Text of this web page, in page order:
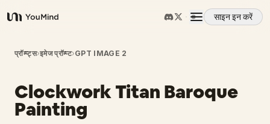
YouMind
साइन इन करें
अवलोकन
उपयोग के मामले
प्रॉम्प्ट्स›इमेज प्रॉम्प्ट›GPT IMAGE 2
Clockwork Titan Baroque
Painting